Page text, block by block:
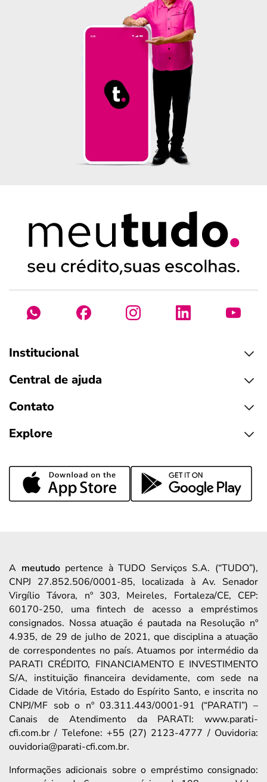
Institucional
Central de ajuda
Contato
Explore
A meutudopertence à TUDO Serviços S.A. (“TUDO”),
CNPJ 27.852.506/0001-85, localizada à Av. Senador
Virgílio Távora, nº 303, Meireles, Fortaleza/CE, CEP:
60170-250, uma fintech de acesso a empréstimos
consignados. Nossa atuação é pautada na Resolução nº
4.935, de 29 de julho de 2021, que disciplina a atuação
de correspondentes no país. Atuamos por intermédio da
PARATI CRÉDITO, FINANCIAMENTO E INVESTIMENTO
S/A, instituição financeira devidamente, com sede na
Cidade de Vitória, Estado do Espírito Santo, e inscrita no
CNPJ/MF sob o nº 03.311.443/0001-91 (“PARATI”) –
Canais de Atendimento da PARATI: www.parati-
cfi.com.br / Telefone: +55 (27) 2123-4777 / Ouvidoria:
ouvidoria@parati-cfi.com.br.
Informações adicionais sobre o empréstimo consignado: